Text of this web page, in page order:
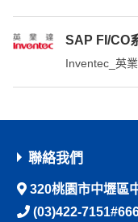
SAP FI/CO
Inventec_英
聯絡我們
320桃園市中壢區
(03)422-